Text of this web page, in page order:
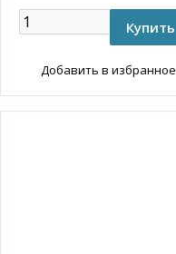
Добавить в избранное